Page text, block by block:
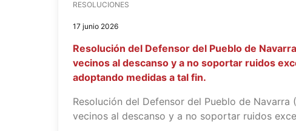
RESOLUCIONES
17 junio 2026
Resolución del Defensor del Pueblo de
vecinos al descanso y a no soportar ruidos
adoptando medidas a tal fin.
Resolución del Defensor del Pueblo de
vecinos al descanso y a no soportar ruidos